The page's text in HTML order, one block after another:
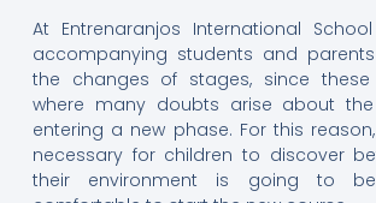
At Entrenaranjos International
accompanying students and
the changes of stages, since
where many doubts arise about
entering a new phase. For this
necessary for children to discover
their environment is going to